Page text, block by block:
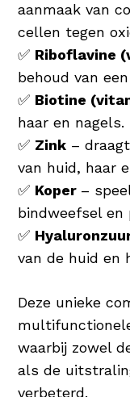
aanmaak van
cellen tegen
✅ Riboflavine
behoud van
✅ Biotine
haar en nagels.
✅ Zink –
van huid, haar
✅ Koper –
bindweefsel en
✅
van de huid en
Deze unieke
waarbij zowel
als de
verbeterd.